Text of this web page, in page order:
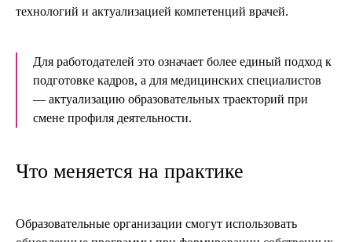
технологий и актуализацией компетенций врачей.
Для работодателей это означает более единый подход к
подготовке кадров, а для медицинских специалистов
— актуализацию образовательных траекторий при
смене профиля деятельности.
Что меняется на практике
Образовательные организации смогут использовать